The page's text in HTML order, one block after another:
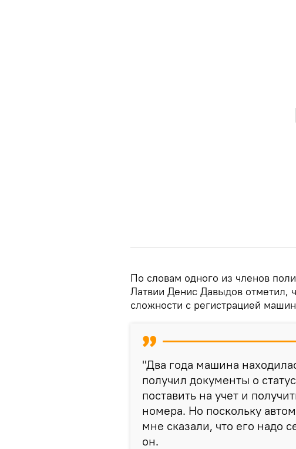
По словам одного из членов
Латвии Денис Давыдов отметил,
сложности с регистрацией
"Два года машина
получил документы о
поставить на учет и
номера. Но поскольку
мне сказали, что его надо
он.